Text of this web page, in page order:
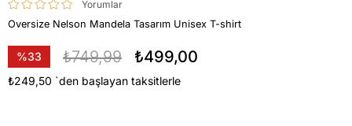
Yorumlar
Oversize Nelson Mandela Tasarım Unisex T-shirt
%33
İndirim
₺749,99 ₺499,00
₺249,50 `den başlayan taksitlerle